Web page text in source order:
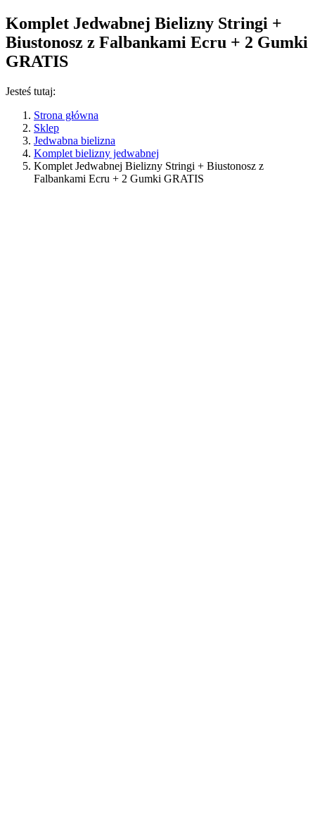
Komplet Jedwabnej Bielizny Stringi +
Biustonosz z Falbankami Ecru + 2 Gumki
GRATIS
Jesteś tutaj:
Strona główna
Sklep
Jedwabna bielizna
Komplet bielizny jedwabnej
Komplet Jedwabnej Bielizny Stringi + Biustonosz z
Falbankami Ecru + 2 Gumki GRATIS